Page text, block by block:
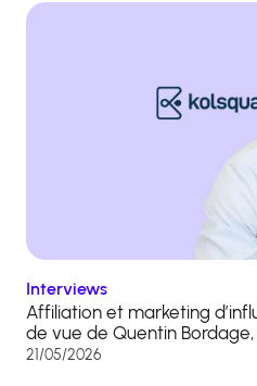
Interviews
Affiliation et marketing
de vue de Quentin Bordage,
21/05/2026